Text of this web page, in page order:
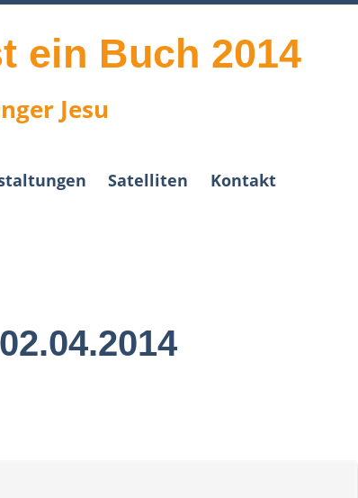
ein Buch 2014
Jesu
Satelliten Kontakt